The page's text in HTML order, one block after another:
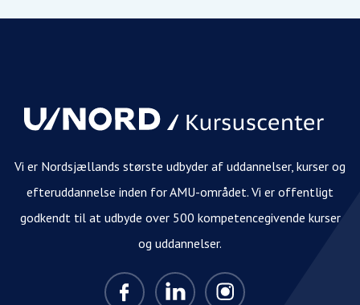
Vi er Nordsjællands største udbyder af uddannelser, kurser og
efteruddannelse inden for AMU-området. Vi er offentligt
godkendt til at udbyde over 500 kompetencegivende kurser
og uddannelser.